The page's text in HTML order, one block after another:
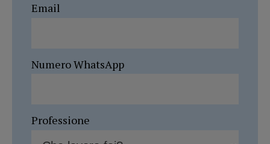
Email
Numero WhatsApp
Professione